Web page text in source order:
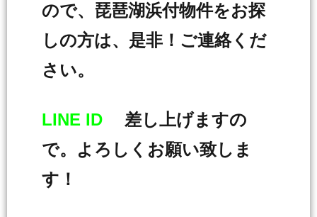
ので、琵琶湖浜付物件をお探
しの方は、是非！ご連絡くだ
さい。
LINE ID 差し上げますの
で。よろしくお願い致しま
す！